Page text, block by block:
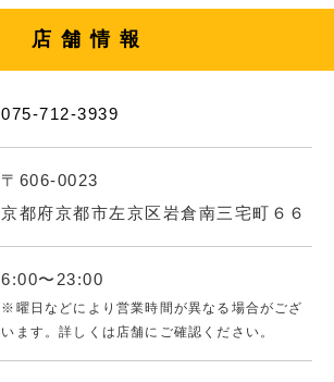
店舗情報
075-712-3939
〒606-0023
京都府京都市左京区岩倉南三宅町６６
6:00〜23:00
※曜日などにより営業時間が異なる場合がござ
います。詳しくは店舗にご確認ください。